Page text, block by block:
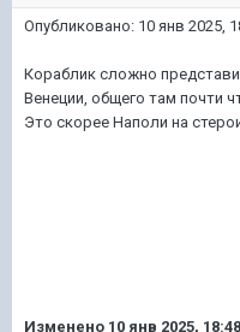
Опубликовано: 10 янв 2025,
Кораблик сложно
Венеции, общего там почти
Это скорее Наполи на
Изменено 10 янв 2025,